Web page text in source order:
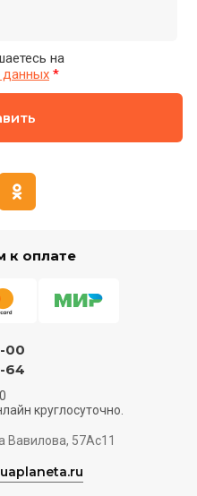
на
данных *
к оплате
00
64
круглосуточно.
Вавилова, 57Ас11